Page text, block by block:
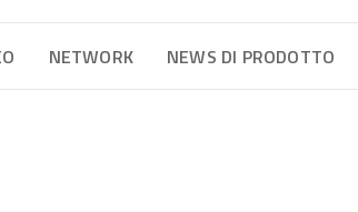
NETWORK NEWS DI PRODOTTO